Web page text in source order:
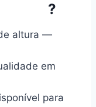
?
altura —
em
para